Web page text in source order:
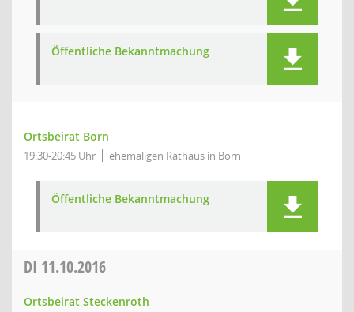
Öffentliche Bekanntmachung
Ortsbeirat Born
19:30-20:45 Uhr ehemaligen Rathaus in Born
Öffentliche Bekanntmachung
DI 11.10.2016
Ortsbeirat Steckenroth